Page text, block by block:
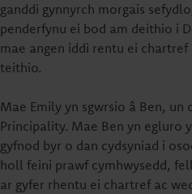
ganddi gynnyrch morgais
penderfynu ei bod am deithio i
mae angen iddi rentu ei
teithio.
Mae Emily yn sgwrsio â Ben,
Principality. Mae Ben yn egluro
gyfnod byr o dan cydsyniad i
holl feini prawf cymhwysedd,
ar gyfer rhentu ei chartref ac